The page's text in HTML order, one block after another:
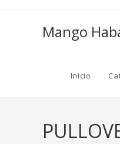
Mango
Inicio